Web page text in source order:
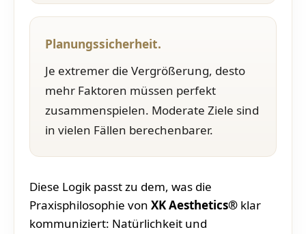
Planungssicherheit.
Je extremer die Vergrößerung, desto
mehr Faktoren müssen perfekt
zusammenspielen. Moderate Ziele sind
in vielen Fällen berechenbarer.
Diese Logik passt zu dem, was die
Praxisphilosophie von XK Aesthetics® klar
kommuniziert: Natürlichkeit und